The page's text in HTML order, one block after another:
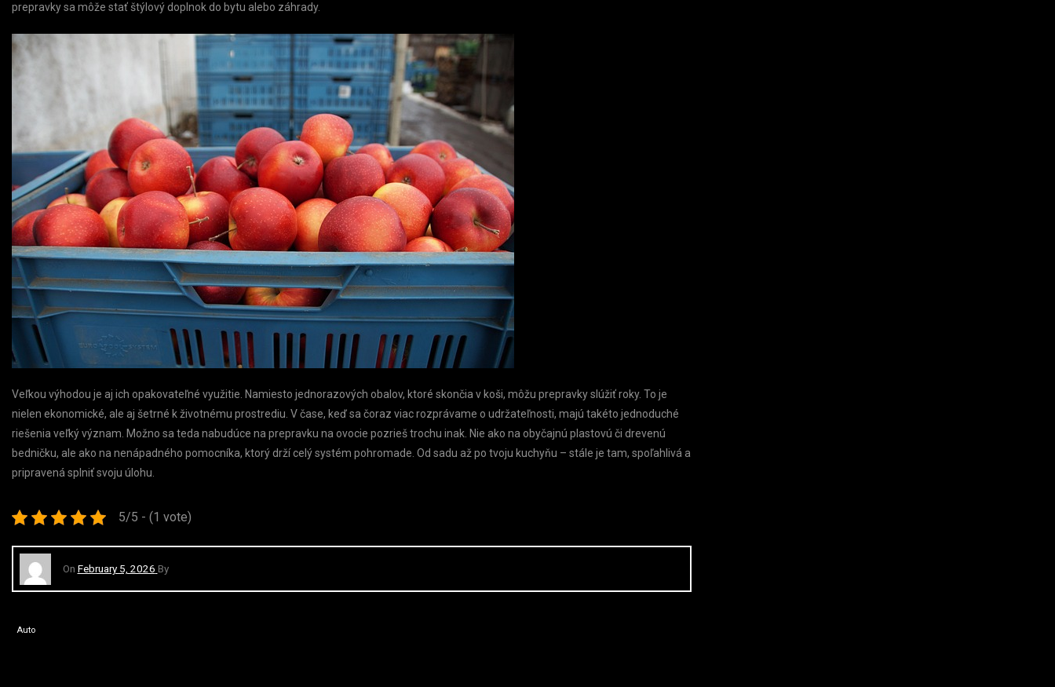
prepravky sa môže stať štýlový doplnok do bytu alebo záhrady.
Veľkou výhodou je aj ich opakovateľné využitie. Namiesto jednorazových obalov, ktoré skončia v koši, môžu prepravky slúžiť roky. To je
nielen ekonomické, ale aj šetrné k životnému prostrediu. V čase, keď sa čoraz viac rozprávame o udržateľnosti, majú takéto jednoduché
riešenia veľký význam. Možno sa teda nabudúce na prepravku na ovocie pozrieš trochu inak. Nie ako na obyčajnú plastovú či drevenú
bedničku, ale ako na nenápadného pomocníka, ktorý drží celý systém pohromade. Od sadu až po tvoju kuchyňu – stále je tam, spoľahlivá a
pripravená splniť svoju úlohu.
5/5 - (1 vote)
On February 5, 2026 By
Auto